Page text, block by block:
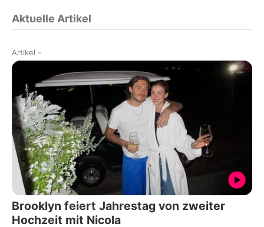
Aktuelle Artikel
Artikel -
Brooklyn feiert Jahrestag von zweiter
Hochzeit mit Nicola